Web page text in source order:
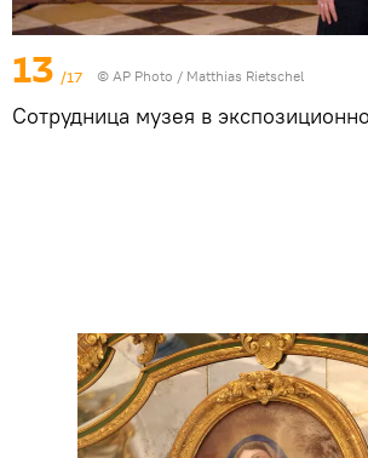
13 /17 © AP Photo / Matthias Rietschel
Сотрудница музея в